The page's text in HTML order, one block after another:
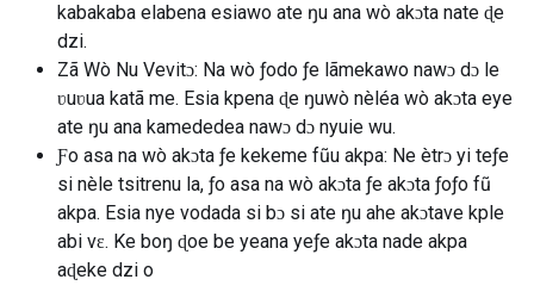
kabakaba elabena esiawo ate ŋu ana wò akɔta nate ɖe
dzi.
Zã Wò Nu Vevitɔ: Na wò ƒodo ƒe lãmekawo nawɔ dɔ le
ʋuʋua katã me. Esia kpena ɖe ŋuwò nèléa wò akɔta eye
ate ŋu ana kamededea nawɔ dɔ nyuie wu.
Ƒo asa na wò akɔta ƒe kekeme fũu akpa: Ne ètrɔ yi teƒe
si nèle tsitrenu la, ƒo asa na wò akɔta ƒe akɔta ƒoƒo fũ
akpa. Esia nye vodada si bɔ si ate ŋu ahe akɔtave kple
abi vɛ. Ke boŋ ɖoe be yeana yeƒe akɔta nade akpa
aɖeke dzi o